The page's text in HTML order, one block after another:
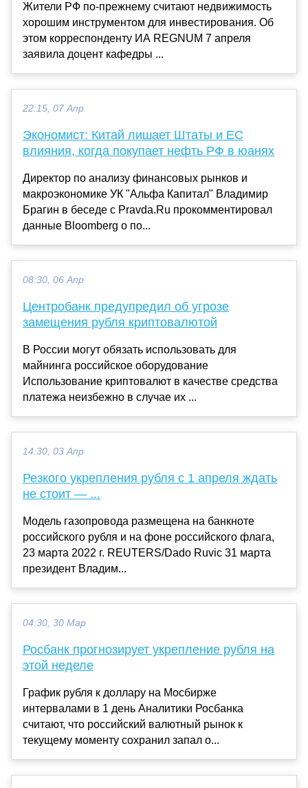
Жители РФ по-прежнему считают недвижимость
хорошим инструментом для инвестирования. Об
этом корреспонденту ИА REGNUM 7 апреля
заявила доцент кафедры ...
22:15, 07 Апр
Экономист: Китай лишает Штаты и ЕС
влияния, когда покупает нефть РФ в юанях
Директор по анализу финансовых рынков и
макроэкономике УК "Альфа Капитал" Владимир
Брагин в беседе с Pravda.Ru прокомментировал
данные Bloomberg о по...
08:30, 06 Апр
Центробанк предупредил об угрозе
замещения рубля криптовалютой
В России могут обязать использовать для
майнинга российское оборудование
Использование криптовалют в качестве средства
платежа неизбежно в случае их ...
14:30, 03 Апр
Резкого укрепления рубля с 1 апреля ждать
не стоит — ...
Модель газопровода размещена на банкноте
российского рубля и на фоне российского флага,
23 марта 2022 г. REUTERS/Dado Ruvic 31 марта
президент Владим...
04:30, 30 Мар
Росбанк прогнозирует укрепление рубля на
этой неделе
График рубля к доллару на Мосбирже
интервалами в 1 день Аналитики Росбанка
считают, что российский валютный рынок к
текущему моменту сохранил запал о...